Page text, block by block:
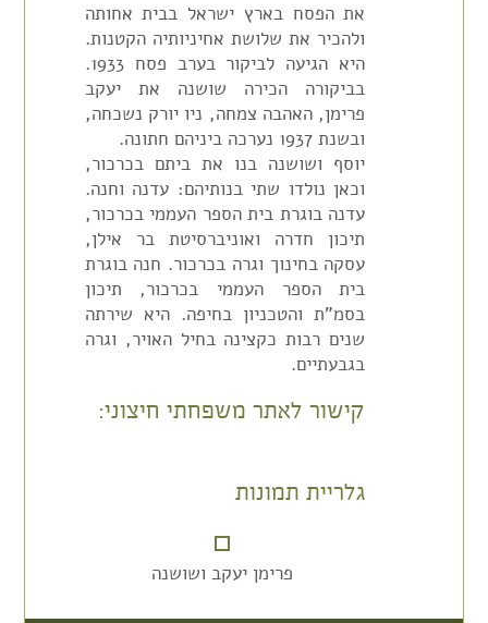
את הפסח בארץ ישראל בבית אחותה
ולהכיר את שלושת אחיניותיה הקטנות.
היא הגיעה לביקור בערב פסח 1933.
בביקורה הכירה שושנה את יעקב
פרימן, האהבה צמחה, ניו יורק נשכחה,
ובשנת 1937 נערכה ביניהם חתונה.
יוסף ושושנה בנו את ביתם בכרכור,
וכאן נולדו שתי בנותיהם: עדנה וחנה.
עדנה בוגרת בית הספר העממי בכרכור,
תיכון חדרה ואוניברסיטת בר אילן,
עסקה בחינוך וגרה בכרכור. חנה בוגרת
בית הספר העממי בכרכור, תיכון
בסמ"ת והטכניון בחיפה. היא שירתה
שנים רבות כקצינה בחיל האויר, וגרה
בגבעתיים.
קישור לאתר משפחתי חיצוני:
גלריית תמונות
פרימן יעקב ושושנה